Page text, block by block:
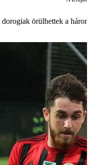
örülhettek a